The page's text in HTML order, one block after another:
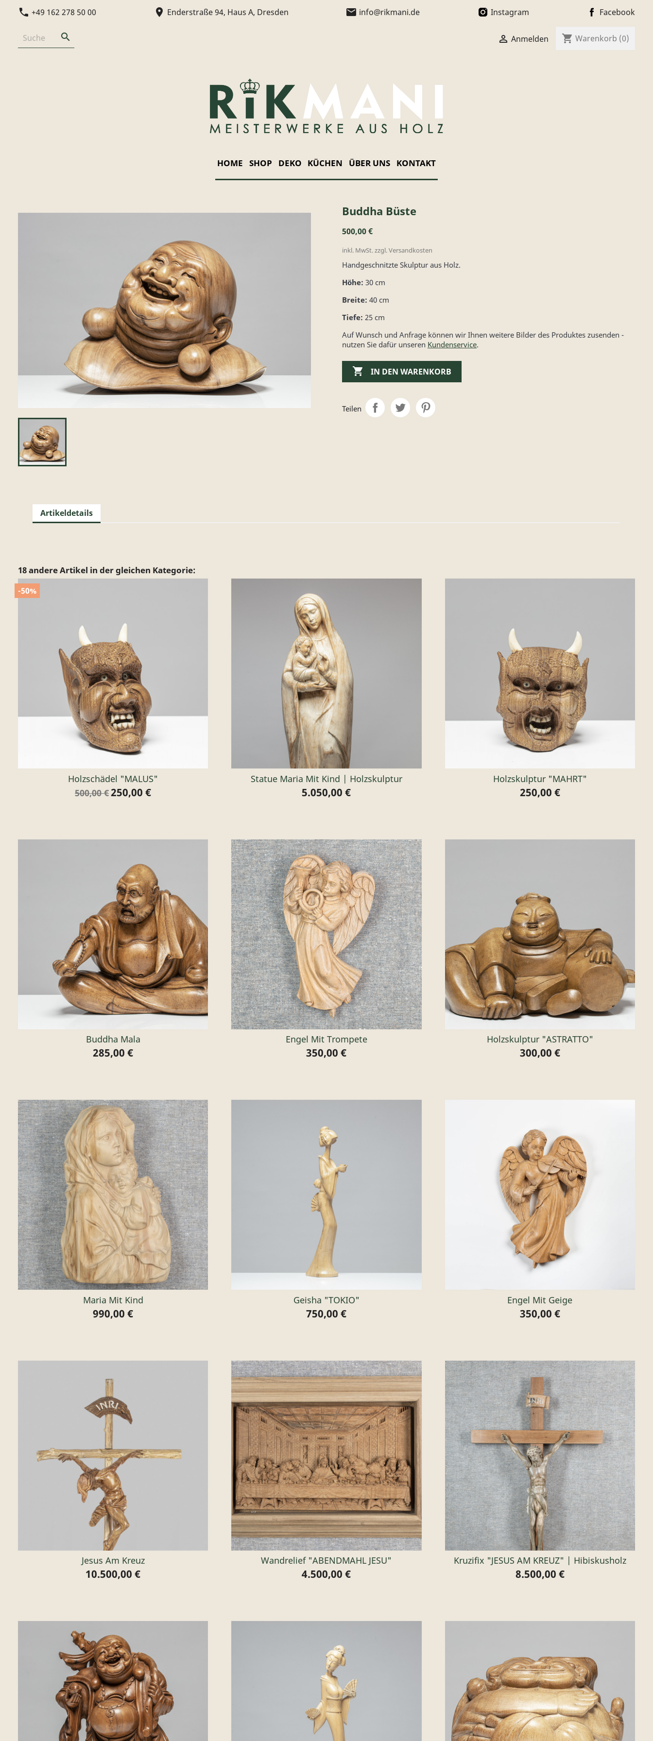
phone +49 162 278 50 00 location_on Enderstraße 94, Haus A, Dresden email info@rikmani.de Instagram Facebook
  Anmelden shopping_cart Warenkorb (0)
HOME SHOP DEKO KÜCHEN ÜBER UNS KONTAKT
Buddha Büste
500,00 €
inkl. MwSt. zzgl. Versandkosten
Handgeschnitzte Skulptur aus Holz.
Höhe: 30 cm
Breite: 40 cm
Tiefe: 25 cm
Auf Wunsch und Anfrage können wir Ihnen weitere Bilder des Produktes zusenden -
nutzen Sie dafür unseren Kundenservice.
 IN DEN WARENKORB
Teilen
Artikeldetails
18 andere Artikel in der gleichen Kategorie:
Holzschädel "MALUS"
Verkaufspreis
500,00 €
-50%
Preis
250,00 €
Statue Maria Mit Kind | Holzskulptur
Preis
5.050,00 €
Holzskulptur "MAHRT"
Preis
250,00 €
Buddha Mala
Preis
285,00 €
Engel Mit Trompete
Preis
350,00 €
Holzskulptur "ASTRATTO"
Preis
300,00 €
Maria Mit Kind
Preis
990,00 €
Geisha "TOKIO"
Preis
750,00 €
Engel Mit Geige
Preis
350,00 €
Jesus Am Kreuz
Preis
10.500,00 €
Wandrelief "ABENDMAHL JESU"
Preis
4.500,00 €
Kruzifix "JESUS AM KREUZ" | Hibiskusholz
Preis
8.500,00 €